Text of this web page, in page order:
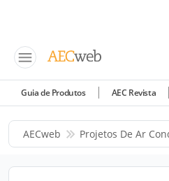
Guia de Produtos AEC Revista
AECweb Projetos De Ar